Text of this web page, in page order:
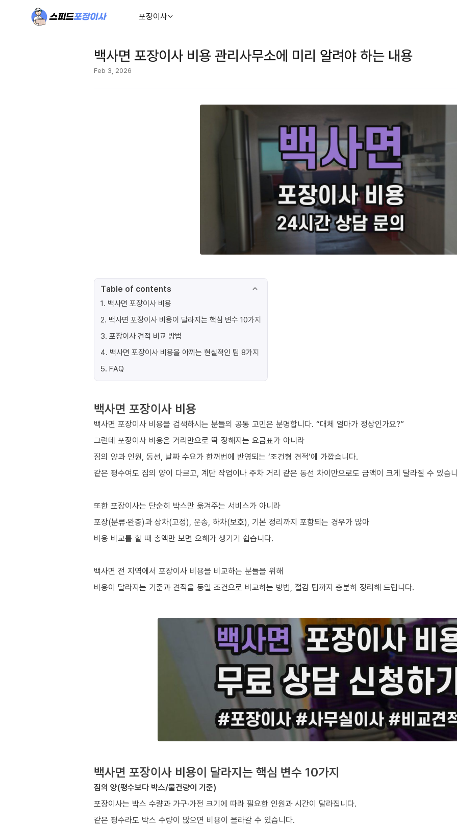
포장이사
백사면 포장이사 비용 관리사무소에 미리 알려야 하는 내용
Feb 3, 2026
Table of contents
1. 백사면 포장이사 비용
2. 백사면 포장이사 비용이 달라지는 핵심 변수 10가지
3. 포장이사 견적 비교 방법
4. 백사면 포장이사 비용을 아끼는 현실적인 팁 8가지
5. FAQ
백사면 포장이사 비용
백사면 포장이사 비용을 검색하시는 분들의 공통 고민은 분명합니다. “대체 얼마가 정상인가요?”
그런데 포장이사 비용은 거리만으로 딱 정해지는 요금표가 아니라
짐의 양과 인원, 동선, 날짜 수요가 한꺼번에 반영되는 ‘조건형 견적’에 가깝습니다.
같은 평수여도 짐의 양이 다르고, 계단 작업이나 주차 거리 같은 동선 차이만으로도 금액이 크게 달라질 수 있습
또한 포장이사는 단순히 박스만 옮겨주는 서비스가 아니라
포장(분류·완충)과 상차(고정), 운송, 하차(보호), 기본 정리까지 포함되는 경우가 많아
비용 비교를 할 때 총액만 보면 오해가 생기기 쉽습니다.
백사면 전 지역에서 포장이사 비용을 비교하는 분들을 위해
비용이 달라지는 기준과 견적을 동일 조건으로 비교하는 방법, 절감 팁까지 충분히 정리해 드립니다.
백사면 포장이사 비용이 달라지는 핵심 변수 10가지
짐의 양(평수보다 박스/물건량이 기준)
포장이사는 박스 수량과 가구·가전 크기에 따라 필요한 인원과 시간이 달라집니다.
같은 평수라도 박스 수량이 많으면 비용이 올라갈 수 있습니다.